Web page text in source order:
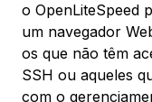
o OpenLiteSpeed
um navegador
os que não têm
SSH ou aqueles
com o